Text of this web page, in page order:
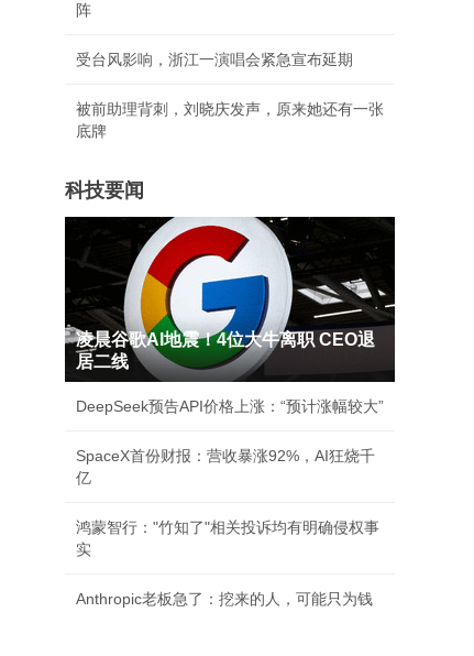
阵
受台风影响，浙江一演唱会紧急宣布延期
被前助理背刺，刘晓庆发声，原来她还有一张
底牌
科技要闻
凌晨谷歌AI地震！4位大牛离职 CEO退
居二线
DeepSeek预告API价格上涨：“预计涨幅较大”
SpaceX首份财报：营收暴涨92%，AI狂烧千
亿
鸿蒙智行："竹知了"相关投诉均有明确侵权事
实
Anthropic老板急了：挖来的人，可能只为钱